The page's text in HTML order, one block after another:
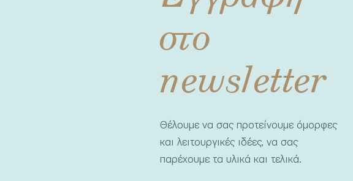
στο
newsletter
Θέλουμε να σας προτείνουμε όμορφες
και λειτουργικές ιδέες, να σας
παρέχουμε τα υλικά και τελικά.